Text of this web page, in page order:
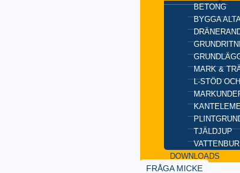
BETONG
BYGGA
MARK &
L-STÖD
TJÄLDJUP
DOWNLOADS
FRÅGA MICKE